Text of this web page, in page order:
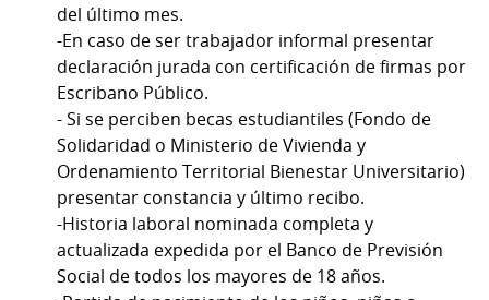
del último mes.
-En caso de ser trabajador informal presentar
declaración jurada con certificación de firmas por
Escribano Público.
- Si se perciben becas estudiantiles (Fondo de
Solidaridad o Ministerio de Vivienda y
Ordenamiento Territorial Bienestar Universitario)
presentar constancia y último recibo.
-Historia laboral nominada completa y
actualizada expedida por el Banco de Previsión
Social de todos los mayores de 18 años.